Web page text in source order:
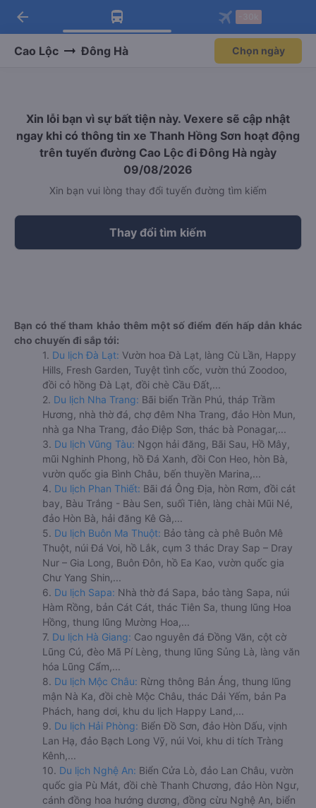
Tải app Vexere ngay!
Nhận ưu đãi thành viên độc
Mở app
Tải app Vexere
-30k/ghế khi đặt vé máy bay qua
Mở app
arrow_back
Cao Lộc Đông Hà Chọn ngày
Xin lỗi bạn vì sự bất tiện này. Vexere sẽ cập nhật
ngay khi có thông tin xe Thanh Hồng Sơn hoạt động
trên tuyến đường Cao Lộc đi Đông Hà ngày
09/08/2026
Xin bạn vui lòng thay đổi tuyến đường tìm kiếm
Thay đổi tìm kiếm
Bạn có thể tham khảo thêm một số điểm đến hấp dẫn khác
cho chuyến đi sắp tới:
1. Du lịch Đà Lạt: Vườn hoa Đà Lạt, làng Cù Lần, Happy
Hills, Fresh Garden, Tuyệt tình cốc, vườn thú Zoodoo,
đồi cỏ hồng Đà Lạt, đồi chè Cầu Đất,...
2. Du lịch Nha Trang: Bãi biển Trần Phú, tháp Trầm
Hương, nhà thờ đá, chợ đêm Nha Trang, đảo Hòn Mun,
nhà ga Nha Trang, đảo Điệp Sơn, thác bà Ponagar,...
3. Du lịch Vũng Tàu: Ngọn hải đăng, Bãi Sau, Hồ Mây,
mũi Nghinh Phong, hồ Đá Xanh, đồi Con Heo, hòn Bà,
vườn quốc gia Bình Châu, bến thuyền Marina,...
4. Du lịch Phan Thiết: Bãi đá Ông Địa, hòn Rơm, đồi cát
bay, Bàu Trắng - Bàu Sen, suối Tiên, làng chài Mũi Né,
đảo Hòn Bà, hải đăng Kê Gà,...
5. Du lịch Buôn Ma Thuột: Bảo tàng cà phê Buôn Mê
Thuột, núi Đá Voi, hồ Lắk, cụm 3 thác Dray Sap – Dray
Nur – Gia Long, Buôn Đôn, hồ Ea Kao, vườn quốc gia
Chư Yang Shin,...
6. Du lịch Sapa: Nhà thờ đá Sapa, bảo tàng Sapa, núi
Hàm Rồng, bản Cát Cát, thác Tiên Sa, thung lũng Hoa
Hồng, thung lũng Mường Hoa,...
7. Du lịch Hà Giang: Cao nguyên đá Đồng Văn, cột cờ
Lũng Cú, đèo Mã Pí Lèng, thung lũng Sủng Là, làng văn
hóa Lũng Cẩm,...
8. Du lịch Mộc Châu: Rừng thông Bản Áng, thung lũng
mận Nà Ka, đồi chè Mộc Châu, thác Dải Yếm, bản Pa
Phách, hang dơi, khu du lịch Happy Land,...
9. Du lịch Hải Phòng: Biển Đồ Sơn, đảo Hòn Dấu, vịnh
Lan Hạ, đảo Bạch Long Vỹ, núi Voi, khu di tích Tràng
Kênh,...
10. Du lịch Nghệ An: Biển Cửa Lò, đảo Lan Châu, vườn
quốc gia Pù Mát, đồi chè Thanh Chương, đảo Hòn Ngư,
cánh đồng hoa hướng dương, đồng cừu Nghệ An, biển